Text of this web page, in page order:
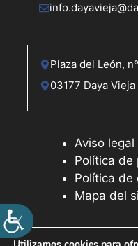
Plaza del León,
03177 Daya
Aviso legal
Política de
Política de
Mapa del